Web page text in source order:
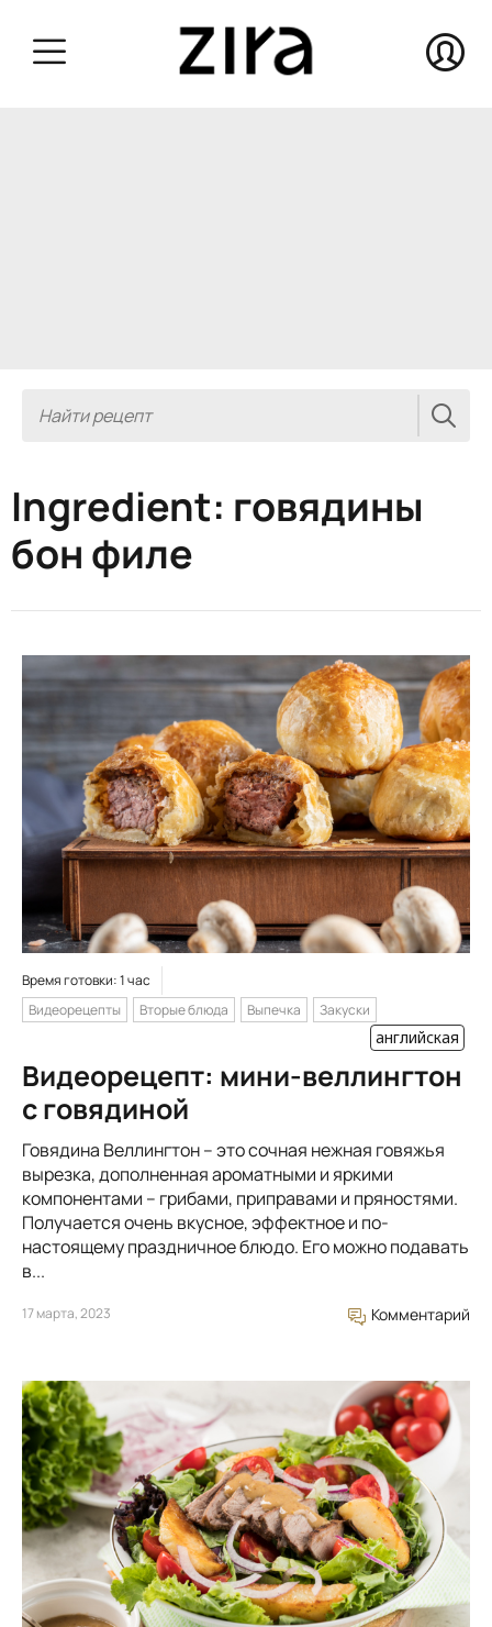
Ingredient: говядины
бон филе
Время готовки: 1 час
Видеорецепты
Вторые блюда Выпечка Закуски
английская
Видеорецепт: мини-веллингтон
с говядиной
Говядина Веллингтон – это сочная нежная говяжья
вырезка, дополненная ароматными и яркими
компонентами – грибами, приправами и пряностями.
Получается очень вкусное, эффектное и по-
настоящему праздничное блюдо. Его можно подавать
в...
17 марта, 2023 Комментарий